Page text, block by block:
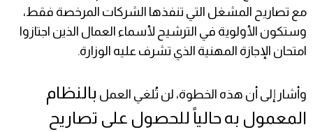
مع تصاريح المشغل التي تنفذها الشركات المرخصة فقط،
وستكون الأولوية في الترشيح لأسماء العمال الذين اجتازوا
امتحان الإجازة المهنية الذي تشرف عليه الوزارة.
وأشار إلى أن هذه الخطوة، لن تُلغي العمل بالنظام
المعمول به حالياً للحصول على تصاريح